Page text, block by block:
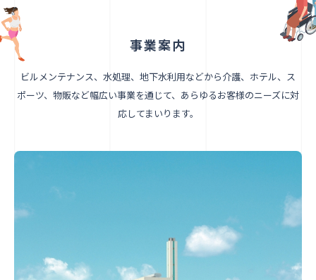
事業案内
ビルメンテナンス、水処理、地下水利用などから介護、ホテル、ス
ポーツ、物販など幅広い事業を通じて、あらゆるお客様のニーズに対
応してまいります。